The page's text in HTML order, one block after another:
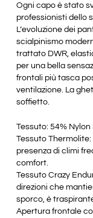
Ogni capo è stato
professionisti dello
L’evoluzione dei
scialpinismo
trattato DWR,
per una bella
frontali più tasca
ventilazione. La
soffietto.
Tessuto: 54%
Tessuto
presenza di climi
comfort.
Tessuto Crazy
direzioni che
sporco, è
Apertura frontale